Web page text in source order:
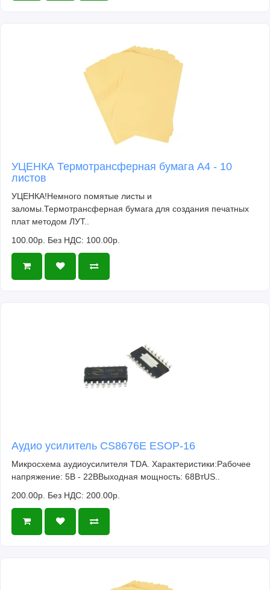
УЦЕНКА Термотрансферная бумага А4 - 10
листов
УЦЕНКА!Немного помятые листы и
заломы.Термотрансферная бумага для создания печатных
плат методом ЛУТ..
100.00р. Без НДС: 100.00р.
Аудио усилитель CS8676E ESOP-16
Микросхема аудиоусилителя TDA. Характеристики:Рабочее
напряжение: 5В - 22ВВыходная мощность: 68ВтUS..
200.00р. Без НДС: 200.00р.